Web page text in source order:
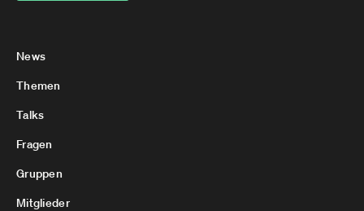
News
Themen
Talks
Fragen
Gruppen
Mitglieder